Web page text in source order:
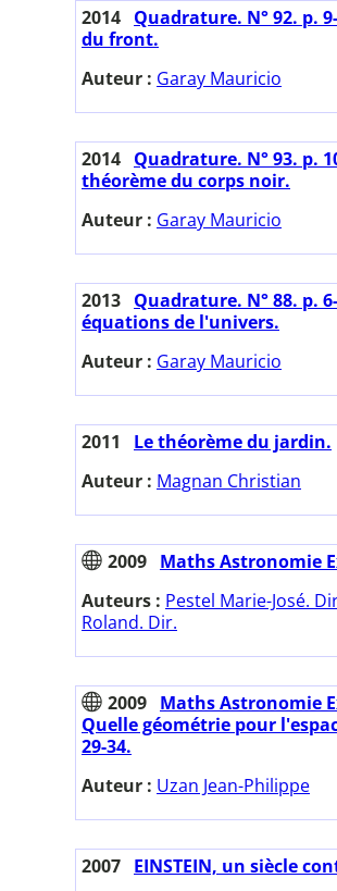
2014 Quadrature. N° 92. p.
du front.
Auteur : Garay Mauricio
2014 Quadrature. N° 93. p.
théorème du corps noir.
Auteur : Garay Mauricio
2013 Quadrature. N° 88. p.
équations de l'univers.
Auteur : Garay Mauricio
2011
Le théorème du jardin.
Auteur : Magnan Christian
2009 Maths Astronomie
Auteurs : Pestel Marie-José.
Roland. Dir.
2009 Maths Astronomie
Quelle géométrie pour
29-34.
Auteur : Uzan Jean-Philippe
2007 EINSTEIN, un siècle